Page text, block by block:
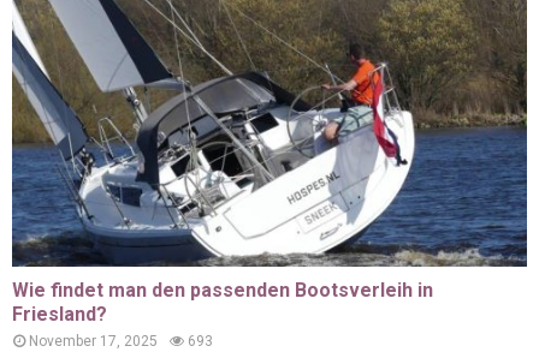
Wie findet man den passenden Bootsverleih in
Friesland?
November 17, 2025 693